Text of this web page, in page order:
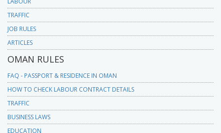
TRAFFIC
JOB RULES
ARTICLES
OMAN RULES
FAQ - PASSPORT & RESIDENCE IN OMAN
HOW TO CHECK LABOUR CONTRACT DETAILS
TRAFFIC
BUSINESS LAWS
EDUCATION